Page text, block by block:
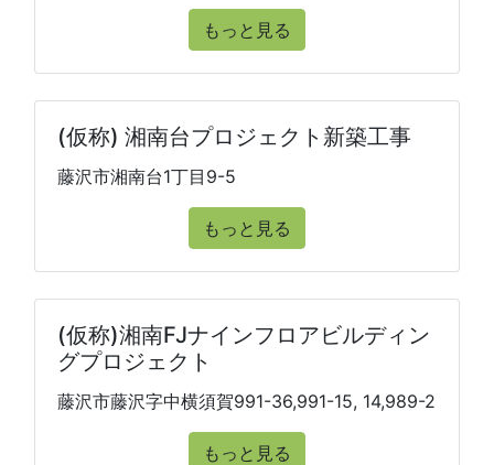
もっと見る
(仮称) 湘南台プロジェクト新築工事
藤沢市湘南台1丁目9-5
もっと見る
(仮称)湘南FJナインフロアビルディン
グプロジェクト
藤沢市藤沢字中横須賀991-36,991-15, 14,989-2
もっと見る